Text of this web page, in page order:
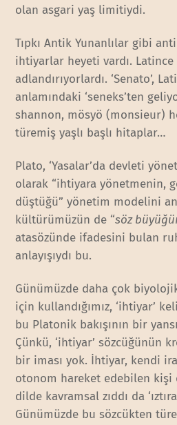
olan asgari yaş limitiydi.
Tıpkı Antik Yunanlılar gibi
ihtiyarlar heyeti vardı. Latince
adlandırıyorlardı. ‘Senato’,
anlamındaki ‘seneks’ten
shannon, mösyö (monsieur)
türemiş yaşlı başlı hitaplar…
Plato, ‘Yasalar’da devleti
olarak “ihtiyara yönetmenin,
düştüğü” yönetim modelini
kültürümüzün de “söz
atasözünde ifadesini bulan
anlayışıydı bu.
Günümüzde daha çok
için kullandığımız, ‘ihtiyar’
bu Platonik bakışının bir
Çünkü, ‘ihtiyar’ sözcüğünün
bir iması yok. İhtiyar, kendi
otonom hareket edebilen kişi
dilde kavramsal zıddı da
Günümüzde bu sözcükten